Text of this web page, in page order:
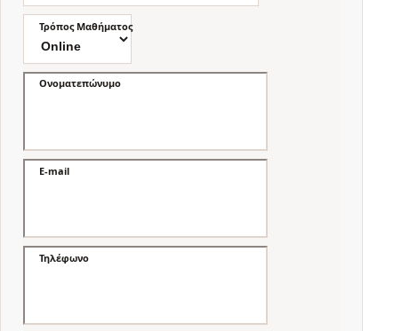
Τρόπος Μαθήματος
Ονοματεπώνυμο
E-mail
Τηλέφωνο